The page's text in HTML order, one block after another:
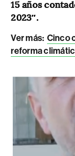
15 años
2023″.
Ver más: Cinco
reforma